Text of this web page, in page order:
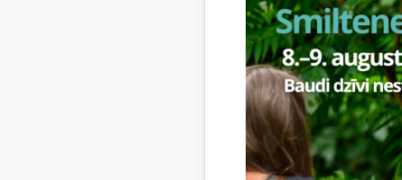
vietējos
privāti
mierīgai